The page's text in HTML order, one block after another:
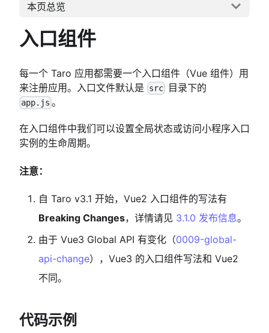
本页总览
入口组件
每一个 Taro 应用都需要一个入口组件（Vue 组件）用
来注册应用。入口文件默认是
src 目录下的
app.js 。
在入口组件中我们可以设置全局状态或访问小程序入口
实例的生命周期。
注意：
自 Taro v3.1 开始，Vue2 入口组件的写法有
Breaking Changes，详情请见 3.1.0 发布信息。
由于 Vue3 Global API 有变化（0009-global-
api-change），Vue3 的入口组件写法和 Vue2
不同。
代码示例